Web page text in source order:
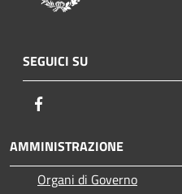
SEGUICI SU
AMMINISTRAZIONE
Organi di Governo